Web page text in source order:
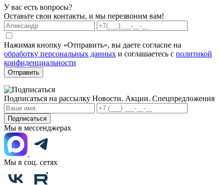
У вас есть вопросы?
Оставьте свои контакты, и мы перезвоним вам!
Нажимая кнопку «Отправить», вы даете согласие на
обработку персональных данных и соглашаетесь с политикой
конфиденциальности
Отправить
Подписаться на рассылку Новости. Акции. Спецпредложения
Подписаться
Мы в мессенджерах
Мы в соц. сетях